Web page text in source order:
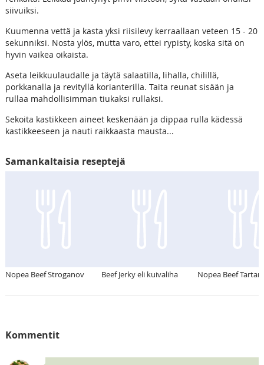
siivuiksi.
Kuumenna vettä ja kasta yksi riisilevy kerraallaan veteen 15 - 20
sekunniksi. Nosta ylös, mutta varo, ettei rypisty, koska sitä on
hyvin vaikea oikaista.
Aseta leikkuulaudalle ja täytä salaatilla, lihalla, chilillä,
porkkanalla ja revityllä korianterilla. Taita reunat sisään ja
rullaa mahdollisimman tiukaksi rullaksi.
Sekoita kastikkeen aineet keskenään ja dippaa rulla kädessä
kastikkeeseen ja nauti raikkaasta mausta...
Samankaltaisia reseptejä
Nopea Beef Stroganov Beef Jerky eli kuivaliha Nopea Beef Tartar
Kommentit